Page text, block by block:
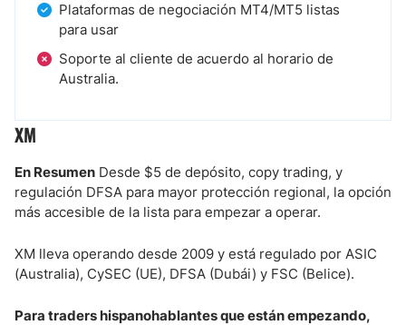
Plataformas de negociación MT4/MT5 listas
para usar
Soporte al cliente de acuerdo al horario de
Australia.
XM
En Resumen Desde $5 de depósito, copy trading, y
regulación DFSA para mayor protección regional, la opción
más accesible de la lista para empezar a operar.
XM lleva operando desde 2009 y está regulado por ASIC
(Australia), CySEC (UE), DFSA (Dubái) y FSC (Belice).
Para traders hispanohablantes que están empezando,